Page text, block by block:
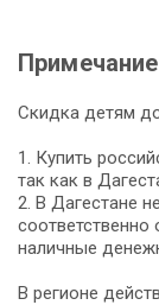
Примечание
Скидка детям
1. Купить
так как в
2. В Дагестане
соответственно
наличные
В регионе